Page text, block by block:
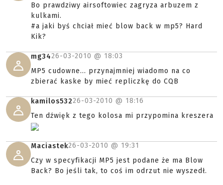
Bo prawdziwy airsoftowiec zagryza arbuzem z
kulkami.
#a jaki byś chciał mieć blow back w mp5? Hard
Kik?
mg3426-03-2010 @ 18:03
MP5 cudowne... przynajmniej wiadomo na co
zbierać kaske by mieć repliczkę do CQB
kamilos53226-03-2010 @ 18:16
Ten dźwięk z tego kolosa mi przypomina kreszera
Maciastek26-03-2010 @ 19:31
Czy w specyfikacji MP5 jest podane że ma Blow
Back? Bo jeśli tak, to coś im odrzut nie wyszedł.